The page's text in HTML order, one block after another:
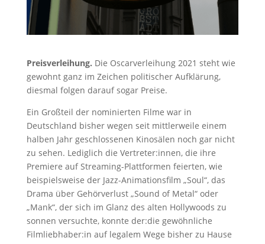
Preisverleihung. Die Oscarverleihung 2021 steht wie
gewohnt ganz im Zeichen politischer Aufklärung,
diesmal folgen darauf sogar Preise.
Ein Großteil der nominierten Filme war in
Deutschland bisher wegen seit mittlerweile einem
halben Jahr geschlossenen Kinosälen noch gar nicht
zu sehen. Lediglich die Vertreter:innen, die ihre
Premiere auf Streaming-Plattformen feierten, wie
beispielsweise der Jazz-Animationsfilm „Soul“, das
Drama über Gehörverlust „Sound of Metal“ oder
„Mank“, der sich im Glanz des alten Hollywoods zu
sonnen versuchte, konnte der:die gewöhnliche
Filmliebhaber:in auf legalem Wege bisher zu Hause